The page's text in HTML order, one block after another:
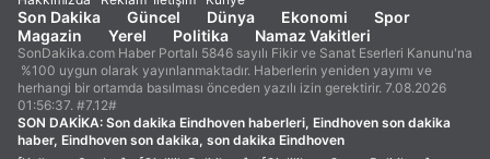
Son Dakika Güncel Dünya Ekonomi
Spor
Magazin
Yerel Politika Namaz Vakitleri
SonDakika.com Haber Portalı 5846 sayılı Fikir ve Sanat Eserleri Kanunu'na
%100 uygun olarak yayınlanmaktadır. Haberlerin yeniden yayımı ve
herhangi bir ortamda basılması önceden yazılı izin gerektirir. 7.08.2026
01:56:37. #7.12#
SON DAKİKA: Son dakika Eindhoven haberleri, Eindhoven son dakika
haber, Eindhoven son dakika, son dakika Eindhoven